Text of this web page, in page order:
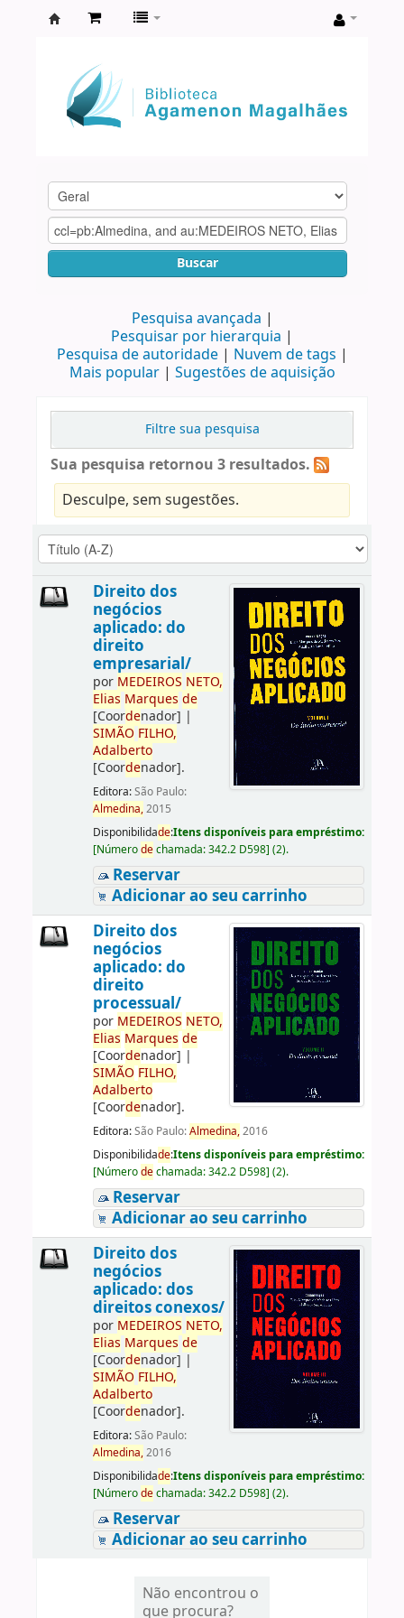
Agamenon
Magalhães
Buscar
Pesquisa avançada
Pesquisar por hierarquia
Pesquisa de autoridade
Nuvem de tags
Mais popular
Sugestões de aquisição
Filtre sua pesquisa
Sua pesquisa retornou 3 resultados.
Desculpe, sem sugestões.
Direito dos
negócios
aplicado: do
direito
empresarial/
por MEDEIROS NETO,
Elias Marques de
[Coordenador] |
SIMÃO FILHO,
Adalberto
[Coordenador].
Editora:São Paulo:
Almedina,2015
Disponibilidade:Itens disponíveis para empréstimo:
[Númerodechamada:342.2 D598] (2).
Reservar
Adicionar ao seu carrinho
Direito dos
negócios
aplicado: do
direito
processual/
por MEDEIROS NETO,
Elias Marques de
[Coordenador] |
SIMÃO FILHO,
Adalberto
[Coordenador].
Editora:São Paulo:Almedina,2016
Disponibilidade:Itens disponíveis para empréstimo:
[Númerodechamada:342.2 D598] (2).
Reservar
Adicionar ao seu carrinho
Direito dos
negócios
aplicado: dos
direitos conexos/
por MEDEIROS NETO,
Elias Marques de
[Coordenador] |
SIMÃO FILHO,
Adalberto
[Coordenador].
Editora:São Paulo:
Almedina,2016
Disponibilidade:Itens disponíveis para empréstimo:
[Númerodechamada:342.2 D598] (2).
Reservar
Adicionar ao seu carrinho
Não encontrou o
que procura?